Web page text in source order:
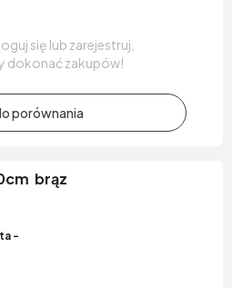
się lub zarejestruj,
dokonać zakupów!
brąz
-